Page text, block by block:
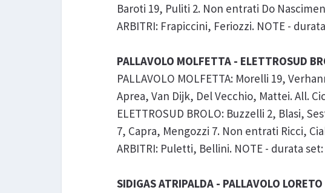
Baroti 19, Puliti 2. Non entrati Do
ARBITRI: Frapiccini, Feriozzi. NOTE -
PALLAVOLO MOLFETTA - ELETTROSUD
PALLAVOLO MOLFETTA: Morelli 19,
Aprea, Van Dijk, Del Vecchio, Mattei. All.
ELETTROSUD BROLO: Buzzelli 2, Blasi,
7, Capra, Mengozzi 7. Non entrati Ricci,
ARBITRI: Puletti, Bellini. NOTE - durata
SIDIGAS ATRIPALDA - PALLAVOLO